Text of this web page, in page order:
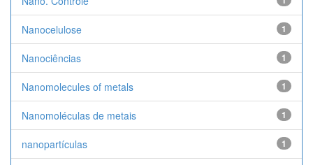
Nanocelulose 1
Nanociências 1
Nanomolecules of metals 1
Nanomoléculas de metais 1
nanopartículas 1